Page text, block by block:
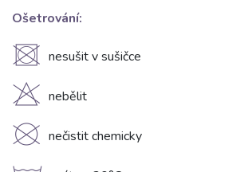
Ošetrování:
U nesušit v sušičce
H nebělit
K nečistit chemicky